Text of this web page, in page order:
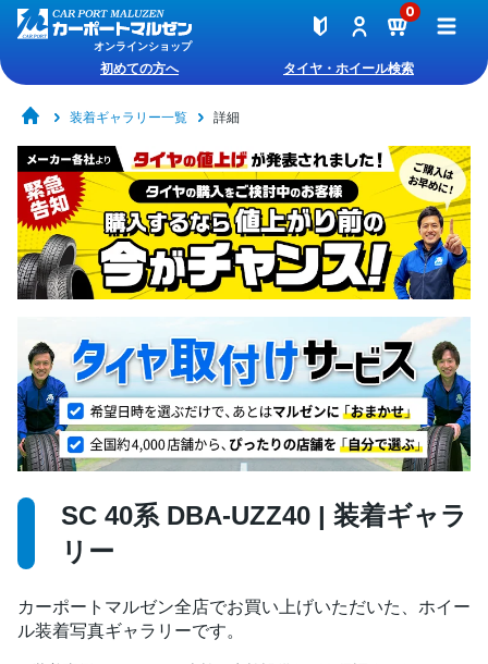
オンラインショップ
0
初めての方へ タイヤ・ホイール検索
装着ギャラリー一覧 詳細
SC 40系 DBA-UZZ40 | 装着ギャラ
リー
カーポートマルゼン全店でお買い上げいただいた、ホイー
ル装着写真ギャラリーです。